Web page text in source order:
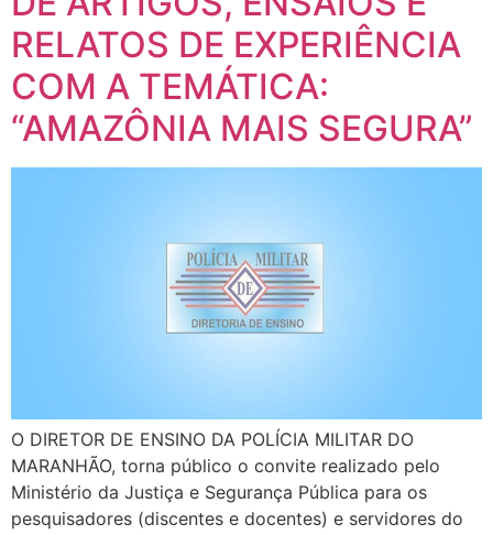
COM A TEMÁTICA:
“AMAZÔNIA MAIS SEGURA”
MARANHÃO, torna público o convite realizado pelo
Ministério da Justiça e Segurança Pública para os
pesquisadores (discentes e docentes) e servidores do
sistema, bem como da justiça criminal para
apresentarem artigos, ensaios e relatos na Revista do